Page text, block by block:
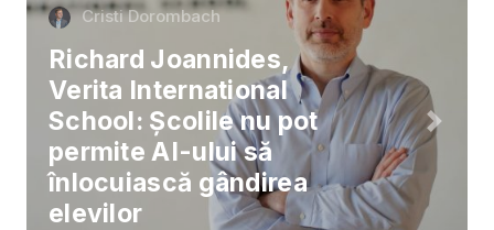
Cristi Dorombach
Richard Joannides,
Verita International
School: Școlile nu pot
permite AI-ului să
înlocuiască gândirea
elevilor